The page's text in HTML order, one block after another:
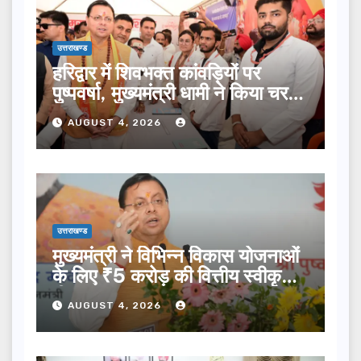
उत्तराखण्ड
हरिद्वार में शिवभक्त कांवड़ियों पर
पुष्पवर्षा, मुख्यमंत्री धामी ने किया चरण
प्रक्षालन…
AUGUST 4, 2026
उत्तराखण्ड
मुख्यमंत्री ने विभिन्न विकास योजनाओं
के लिए ₹5 करोड़ की वित्तीय स्वीकृति
दी…AUGUST 4, 2026